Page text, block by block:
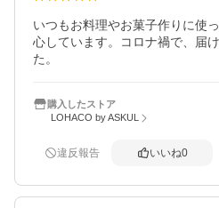
いつもお料理やお菓子作りに使
心しています。コロナ禍で、届
た。
購入したストア
LOHACO by ASKUL
違反報告 いいね0